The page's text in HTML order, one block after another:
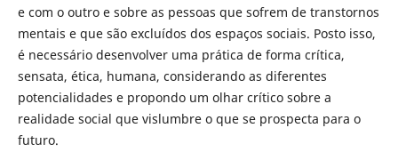
e com o outro e sobre as pessoas que sofrem de transtornos
mentais e que são excluídos dos espaços sociais. Posto isso,
é necessário desenvolver uma prática de forma crítica,
sensata, ética, humana, considerando as diferentes
potencialidades e propondo um olhar crítico sobre a
realidade social que vislumbre o que se prospecta para o
futuro.